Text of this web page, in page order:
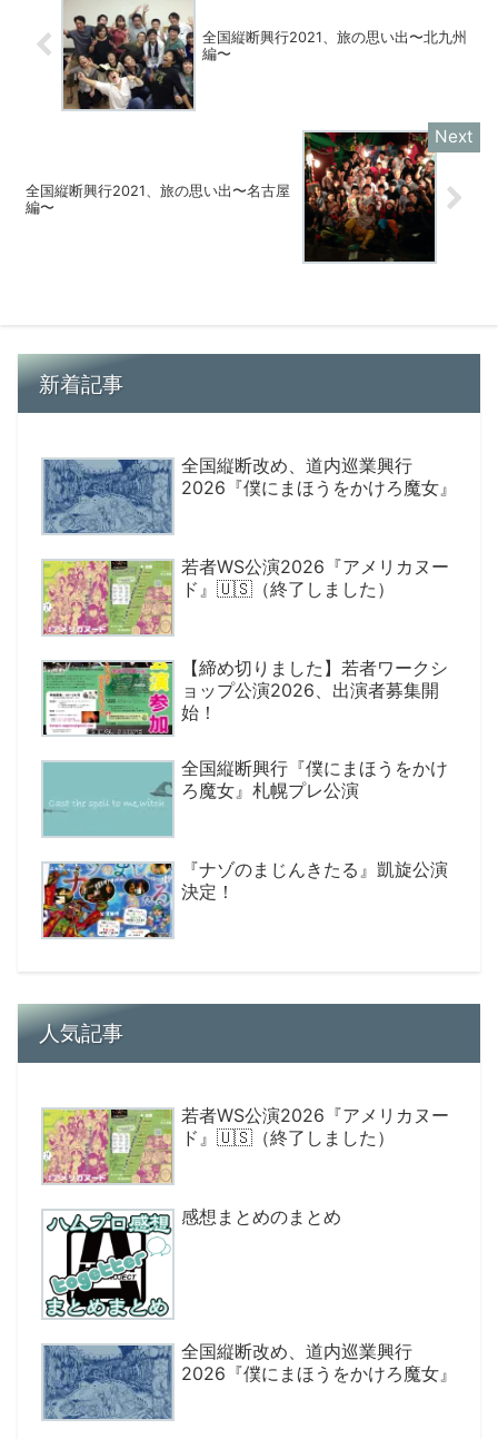
全国縦断興行2021、旅の思い出〜北九州
編〜
全国縦断興行2021、旅の思い出〜名古屋
編〜
新着記事
全国縦断改め、道内巡業興行
2026『僕にまほうをかけろ魔女』
若者WS公演2026『アメリカヌー
ド』🇺🇸（終了しました）
【締め切りました】若者ワークシ
ョップ公演2026、出演者募集開
始！
全国縦断興行『僕にまほうをかけ
ろ魔女』札幌プレ公演
『ナゾのまじんきたる』凱旋公演
決定！
人気記事
若者WS公演2026『アメリカヌー
ド』🇺🇸（終了しました）
感想まとめのまとめ
全国縦断改め、道内巡業興行
2026『僕にまほうをかけろ魔女』